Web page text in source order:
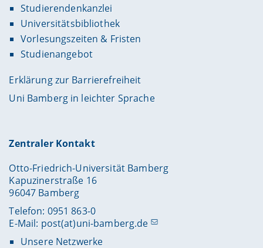
Studierendenkanzlei
Universitätsbibliothek
Vorlesungszeiten & Fristen
Studienangebot
Erklärung zur Barrierefreiheit
Uni Bamberg in leichter Sprache
Zentraler Kontakt
Otto-Friedrich-Universität Bamberg
Kapuzinerstraße 16
96047 Bamberg
Telefon: 0951 863-0
E-Mail: post(at)uni-bamberg.de
Unsere Netzwerke